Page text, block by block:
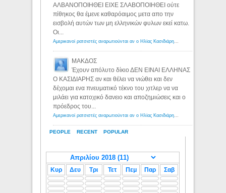
PEOPLE RECENT POPULAR
ΑΛΒΑΝΟΠΟΙΗΘΕΙ ΕΙΧΕ ΣΛΑΒΟΠΟΙΗΘΕΙ ούτε
πίθηκος θα έμενε καθαρόαιμος μετα απο την
εισβολή αυτών των μη ελληνικών φυλων εκεί κατω.
Οι...
ΜΑΚΔΟΣ
Έχουν απόλυτο δίκιο ΔΕΝ ΕΙΝΑΙ ΕΛΛΗΝΑΣ
Ο ΚΑΣΙΔΙΑΡΗΣ αν και θέλει να νιώθει και δεν
δέχομαι ενα πνευματικό τέκνο του χιτλερ να να
μιλάει για κατοχικό δανειο και αποζημιώσεις και ο
πρόεδρος του...
Κυρ Δευ Τρι Τετ Πεμ Παρ Σαβ